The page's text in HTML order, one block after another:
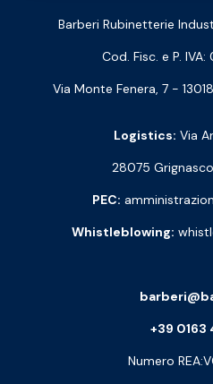
Barberi Rubinetterie
Cod. Fisc. e P.
Via Monte Fenera, 7 -
Logistics: Via
28075
PEC:
Whistleblowing:
+39 0163
Numero